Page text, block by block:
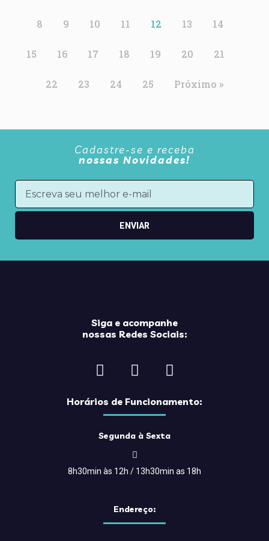
8 9 10 11 12 13 14
15 16 17 18 19 20 21
22 23 24 25 Próximo »
Cadastre-se e receba
nossas Novidades!
ENVIAR
Siga e acompanhe
nossas Redes Sociais:
Horários de Funcionamento:
Segunda à Sexta
8h30min às 12h / 13h30min as 18h
Endereço: